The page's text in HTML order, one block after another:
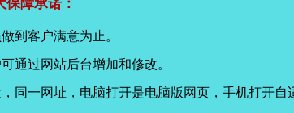
障承诺：
到客户满意为止。
通过网站后台增加和修改。
同一网址，电脑打开是电脑版网页，手机打开自